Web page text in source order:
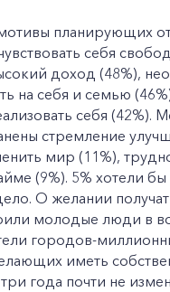
планирующих
себя
доход (48%),
на себя и семью
себя (42%).
стремление
мир (11%),
(9%). 5% хотели
О желании
молодые люди в
городов-
иметь
года почти не